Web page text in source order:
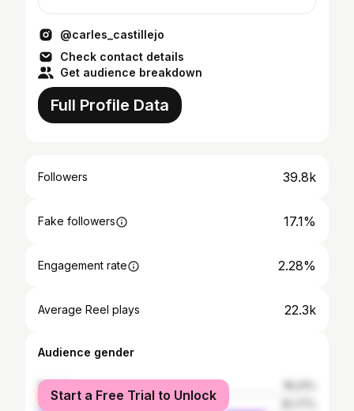
@carles_castillejo
Check contact details
Get audience breakdown
Full Profile Data
Followers 39.8k
Fake followers 17.1%
Engagement rate 2.28%
Average Reel plays 22.3k
Audience gender
female
male
Start a Free Trial to Unlock